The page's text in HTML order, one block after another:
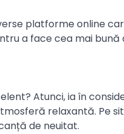
platforme online
a face cea mai bună
Atunci, ia în
relaxantă. Pe
de neuitat.